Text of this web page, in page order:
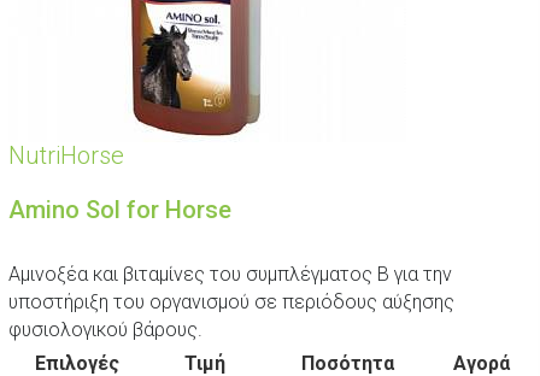
NutriHorse
Amino Sol for Horse
Αμινοξέα και βιταμίνες του συμπλέγματος Β για την
υποστήριξη του οργανισμού σε περιόδους αύξησης
φυσιολογικού βάρους.
Επιλογές
Τιμή Ποσότητα
Αγορά